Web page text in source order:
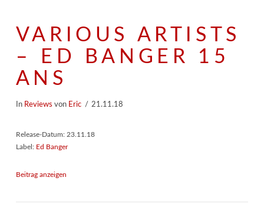
VARIOUS ARTISTS
– ED BANGER 15
ANS
In Reviews von Eric 21.11.18
Release-Datum: 23.11.18
Label: Ed Banger
Beitrag anzeigen